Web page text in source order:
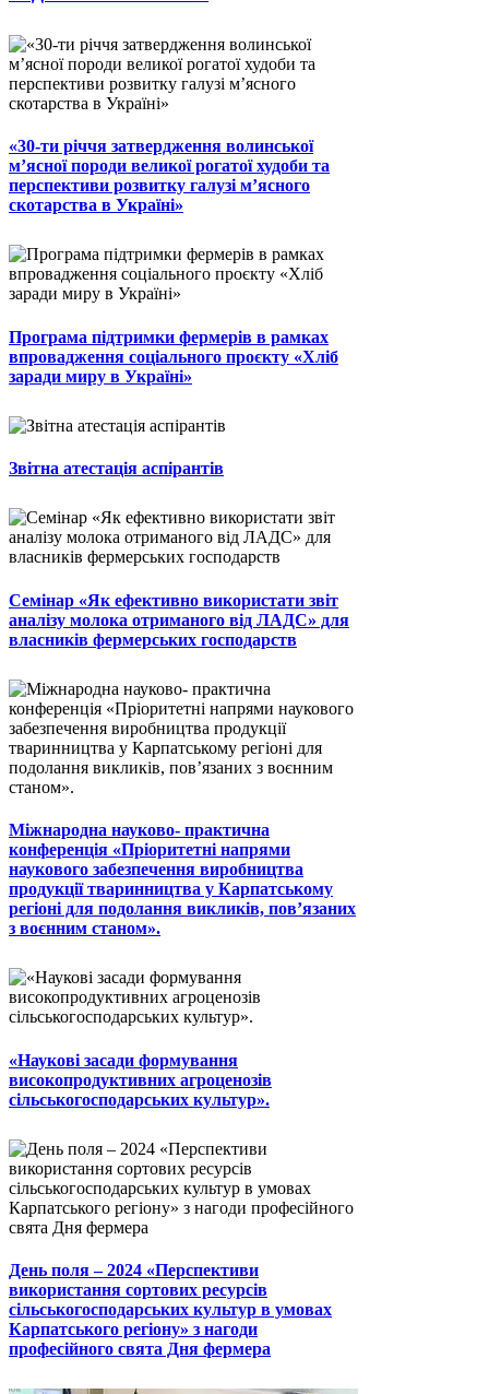
«30-ти річчя затвердження волинської
м’ясної породи великої рогатої худоби та
перспективи розвитку галузі м’ясного
скотарства в Україні»
Програма підтримки фермерів в рамках
впровадження соціального проєкту «Хліб
заради миру в Україні»
Звітна атестація аспірантів
Семінар «Як ефективно використати звіт
аналізу молока отриманого від ЛАДС» для
власників фермерських господарств
Міжнародна науково- практична
конференція «Пріоритетні напрями
наукового забезпечення виробництва
продукції тваринництва у Карпатському
регіоні для подолання викликів, пов’язаних
з воєнним станом».
«Наукові засади формування
високопродуктивних агроценозів
сільськогосподарських культур».
День поля – 2024 «Перспективи
використання сортових ресурсів
сільськогосподарських культур в умовах
Карпатського регіону» з нагоди
професійного свята Дня фермера